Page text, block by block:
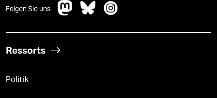
Folgen Sie uns
Ressorts
Politik